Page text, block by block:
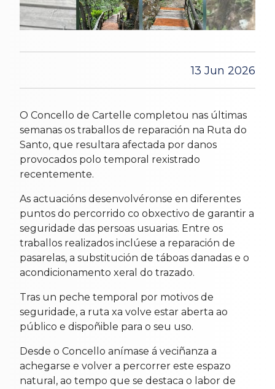
13 Jun 2026
O Concello de Cartelle completou nas últimas
semanas os traballos de reparación na Ruta do
Santo, que resultara afectada por danos
provocados polo temporal rexistrado
recentemente.
As actuacións desenvolvéronse en diferentes
puntos do percorrido co obxectivo de garantir a
seguridade das persoas usuarias. Entre os
traballos realizados inclúese a reparación de
pasarelas, a substitución de táboas danadas e o
acondicionamento xeral do trazado.
Tras un peche temporal por motivos de
seguridade, a ruta xa volve estar aberta ao
público e dispoñible para o seu uso.
Desde o Concello anímase á veciñanza a
achegarse e volver a percorrer este espazo
natural, ao tempo que se destaca o labor de